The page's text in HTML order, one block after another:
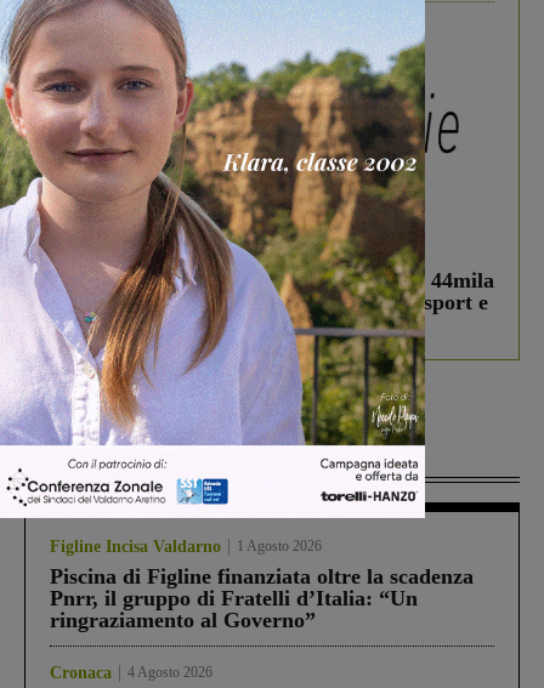
In vetrina 3 Agosto 2026
Estra Notizie agosto: Smart Cities, oltre 44mila
studenti coinvolti, torna il bando per lo sport e
debutta il podcast Estrair
Più lette
Figline Incisa Valdarno 1 Agosto 2026
Piscina di Figline finanziata oltre la scadenza
Pnrr, il gruppo di Fratelli d’Italia: “Un
ringraziamento al Governo”
Cronaca 4 Agosto 2026